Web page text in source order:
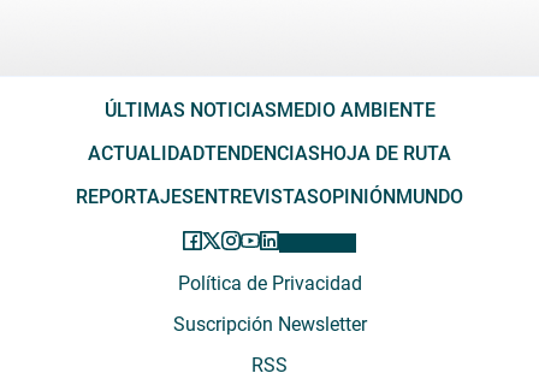
ÚLTIMAS NOTICIAS MEDIO AMBIENTE
ACTUALIDADTENDENCIAS HOJA DE RUTA
REPORTAJES ENTREVISTASOPINIÓN MUNDO
Política de Privacidad
Suscripción Newsletter
RSS